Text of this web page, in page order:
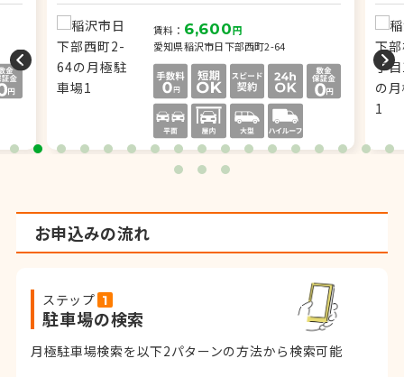
賃料： 6,600円
愛知県稲沢市日下部西町2-64
お申込みの流れ
ステップ
駐車場の検索
月極駐車場検索を以下2パターンの方法から検索可能